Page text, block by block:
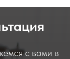
с вами в